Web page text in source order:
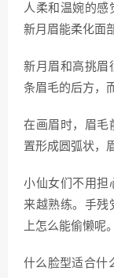
人柔和温婉的感
新月眉能柔化面
新月眉和高挑眉
条眉毛的后方，
在画眉时，眉毛
置形成圆弧状，
小仙女们不用担
来越熟练。手残
上怎么能偷懒呢。
什么脸型适合什